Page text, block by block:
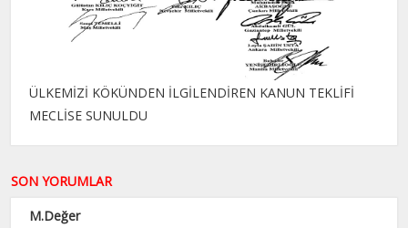
ÜLKEMİZİ KÖKÜNDEN İLGİLENDİREN KANUN TEKLİFİ
MECLİSE SUNULDU
SON YORUMLAR
M.Değer